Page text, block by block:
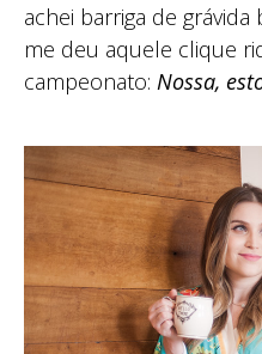
achei barriga de
me deu aquele clique
campeonato: Nossa,